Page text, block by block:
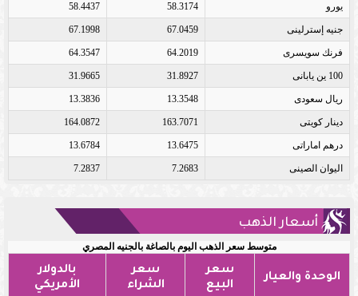
يورو 58.3174
58.4437
جنيه إسترلينى 67.0459
67.1998
فرنك سويسرى 64.2019
64.3547
100 ين يابانى 31.8927
31.9665
ريال سعودى 13.3548
13.3836
دينار كويتى 163.7071
164.0872
درهم اماراتى 13.6475
13.6784
اليوان الصينى 7.2683
7.2837
أسعار الذهب
متوسط سعر الذهب اليوم بالصاغة بالجنيه المصري
الوحدة والعيار
سعر
البيع
سعر
الشراء
بالدولار
الأمريكي